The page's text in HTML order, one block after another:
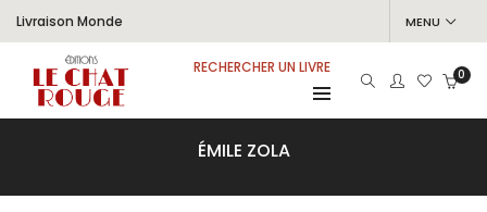
Livraison Monde MENU
RECHERCHER UN LIVRE 0
ÉMILE ZOLA